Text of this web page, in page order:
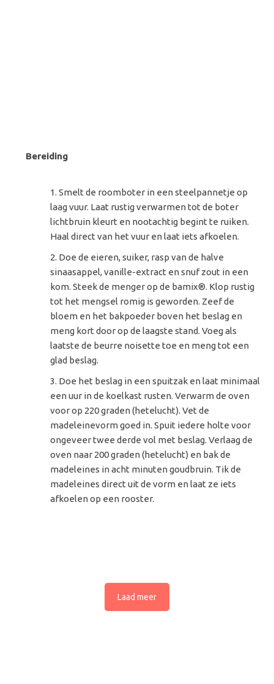
Bereiding
Smelt de roomboter in een steelpannetje op
laag vuur. Laat rustig verwarmen tot de boter
lichtbruin kleurt en nootachtig begint te ruiken.
Haal direct van het vuur en laat iets afkoelen.
Doe de eieren, suiker, rasp van de halve
sinaasappel, vanille-extract en snuf zout in een
kom. Steek de menger op de bamix®. Klop rustig
tot het mengsel romig is geworden. Zeef de
bloem en het bakpoeder boven het beslag en
meng kort door op de laagste stand. Voeg als
laatste de beurre noisette toe en meng tot een
glad beslag.
Doe het beslag in een spuitzak en laat minimaal
een uur in de koelkast rusten. Verwarm de oven
voor op 220 graden (hetelucht). Vet de
madeleinevorm goed in. Spuit iedere holte voor
ongeveer twee derde vol met beslag. Verlaag de
oven naar 200 graden (hetelucht) en bak de
madeleines in acht minuten goudbruin. Tik de
madeleines direct uit de vorm en laat ze iets
afkoelen op een rooster.
Laad meer